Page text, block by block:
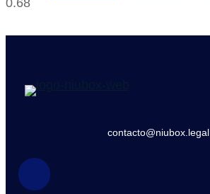
contacto@niubox.legal